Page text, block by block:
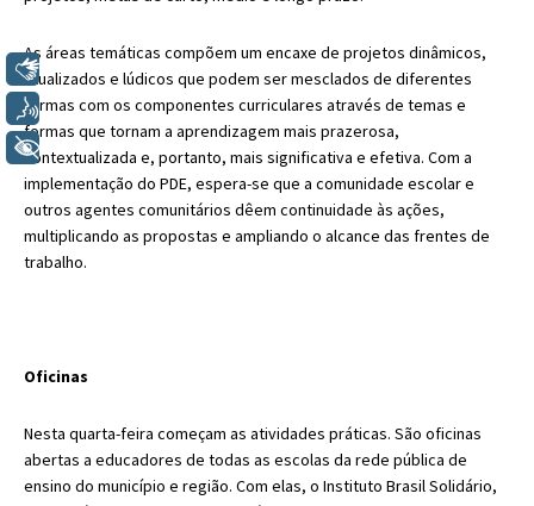
As áreas temáticas compõem um encaxe de projetos dinâmicos,
atualizados e lúdicos que podem ser mesclados de diferentes
formas com os componentes curriculares através de temas e
formas que tornam a aprendizagem mais prazerosa,
contextualizada e, portanto, mais significativa e efetiva. Com a
implementação do PDE, espera-se que a comunidade escolar e
outros agentes comunitários dêem continuidade às ações,
multiplicando as propostas e ampliando o alcance das frentes de
trabalho.
Oficinas
Nesta quarta-feira começam as atividades práticas. São oficinas
abertas a educadores de todas as escolas da rede pública de
ensino do município e região. Com elas, o Instituto Brasil Solidário,
Libras
Voz
+ Acessibilidade